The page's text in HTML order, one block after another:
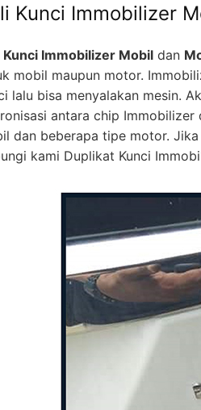
Kunci Immobilizer
Kunci Immobilizer Mobil dan
mobil maupun motor.
lalu bisa menyalakan mesin.
antara chip
dan beberapa tipe motor.
kami Duplikat Kunci